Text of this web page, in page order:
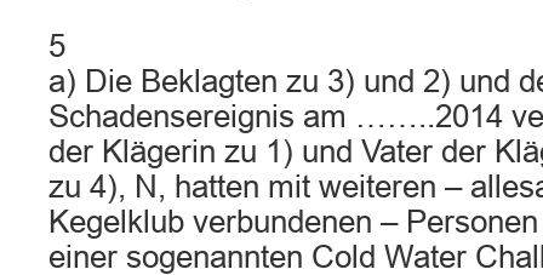
5
a) Die Beklagten zu 3) und 2) und
Schadensereignis am ……..2014
der Klägerin zu 1) und Vater der
zu 4), N, hatten mit weiteren –
Kegelklub verbundenen –
einer sogenannten Cold Water